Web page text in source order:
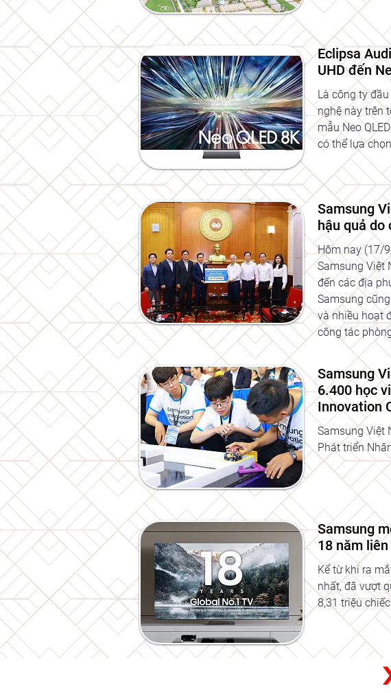
Eclipsa
UHD đến
Là công ty
nghệ này trên
mẫu Neo
có thể lựa
Samsung
hậu quả do
Hôm nay (17/
Samsung Việt
đến các địa
Samsung
và nhiều hoạt
công tác
Samsung
6.400 học
Innovation
Samsung Việt
Phát triển
Samsung
18 năm
Kể từ khi ra
nhất, đã vượt
8,31 triệu